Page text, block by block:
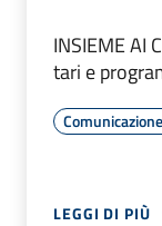
INSIEME AI
tari e
LEGGI DI PIÙ